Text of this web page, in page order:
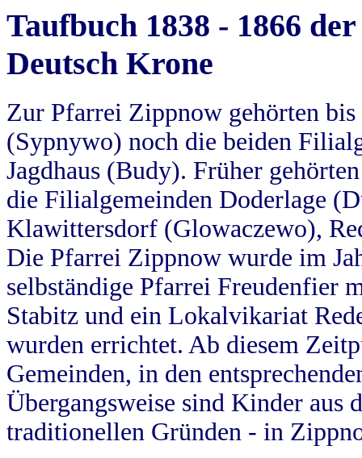
Taufbuch 1838 - 1866
Deutsch Krone
Zur Pfarrei Zippnow gehörten
(Sypnywo) noch die beiden
Jagdhaus (Budy). Früher
die Filialgemeinden Doderlage
Klawittersdorf (Glowaczewo),
Die Pfarrei Zippnow wurde im
selbständige Pfarrei Freudenfier
Stabitz und ein Lokalvikariat
wurden errichtet. Ab diesem
Gemeinden, in den
Übergangsweise sind Kinder aus
traditionellen Gründen - in